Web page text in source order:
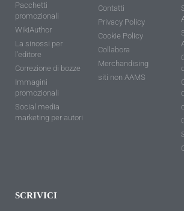
Pacchetti
promozionali
WikiAuthor
La sinossi per
l'editore
Correzione di bozze
Immagini
promozionali
Social media
marketing per autori
Contatti
Privacy Policy
Cookie Policy
Collabora
Merchandising
siti non AAMS
SCRIVICI